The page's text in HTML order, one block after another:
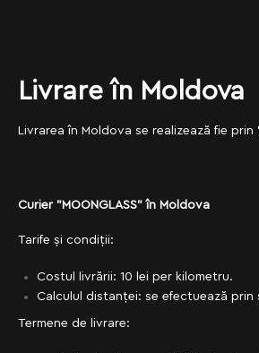
Livrare în Moldova
Livrarea în Moldova se realizează fie
Curier "MOONGLASS" în Moldova
Tarife și condiții:
Costul livrării: 10 lei per kilometru.
Calculul distanței: se efectuează
Termene de livrare: